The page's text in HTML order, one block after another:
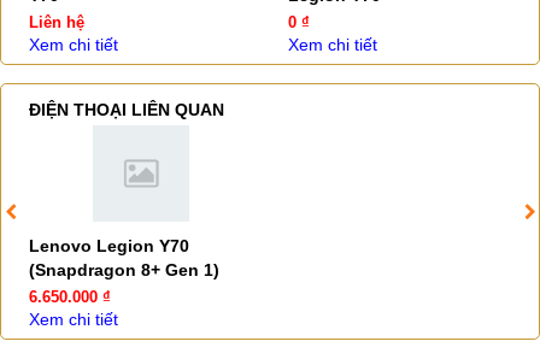
Liên hệ
Xem chi tiết
0 ₫
Xem chi tiết
ĐIỆN THOẠI LIÊN QUAN
Lenovo Legion Y70
(Snapdragon 8+ Gen 1)
6.650.000 ₫
Xem chi tiết